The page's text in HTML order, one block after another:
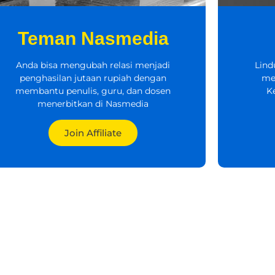
Teman Nasmedia
Anda bisa mengubah relasi menjadi
penghasilan jutaan rupiah dengan
membantu penulis, guru, dan dosen
menerbitkan di Nasmedia
Join Affiliate